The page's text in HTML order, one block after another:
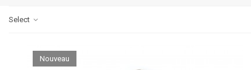
Select
Nouveau